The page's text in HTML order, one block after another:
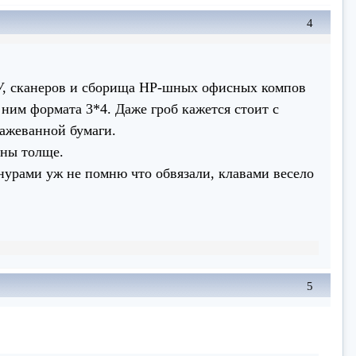
4
сканеров и сборища НР-шных офисных компов
формата 3*4. Даже гроб кажется стоит с
бумаги.
толще.
уж не помню что обвязали, клавами весело
5